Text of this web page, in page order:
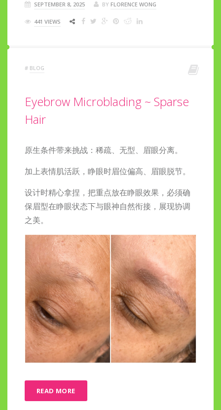
SEPTEMBER 8, 2025 BY FLORENCE WONG
441 VIEWS
# BLOG
Eyebrow Microblading ~ Sparse
Hair
原生条件带来挑战：稀疏、无型、眉眼分离。
加上表情肌活跃，睁眼时眉位偏高、眉眼脱节。
设计时精心拿捏，把重点放在睁眼效果，必须确
保眉型在睁眼状态下与眼神自然衔接，展现协调
之美。
READ MORE